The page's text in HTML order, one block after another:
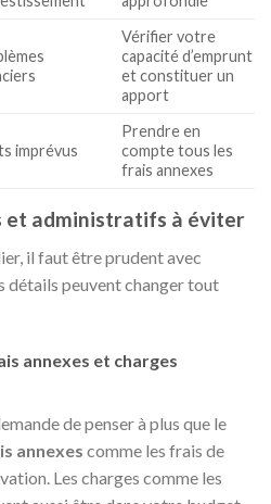
Vérifier votre
capacité d’emprunt
et constituer un
apport
imprévus
Prendre en
compte tous les
frais annexes
et administratifs à éviter
il faut être prudent avec
détails peuvent changer tout
annexes et charges
de penser à plus que le
annexes comme les frais de
Les charges comme les